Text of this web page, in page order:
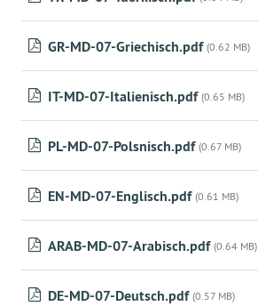
GR-MD-07-Griechisch.pdf (0.62 MB)
IT-MD-07-Italienisch.pdf (0.65 MB)
PL-MD-07-Polsnisch.pdf (0.67 MB)
EN-MD-07-Englisch.pdf (0.61 MB)
ARAB-MD-07-Arabisch.pdf (0.64 MB)
DE-MD-07-Deutsch.pdf (0.57 MB)